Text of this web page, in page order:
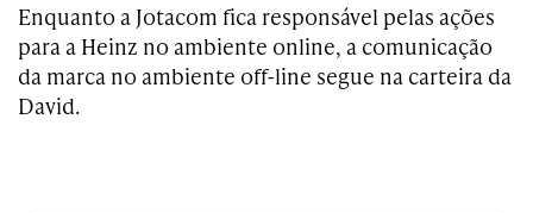
Enquanto a Jotacom fica responsável pelas ações
para a Heinz no ambiente online, a comunicação
da marca no ambiente off-line segue na carteira da
David.